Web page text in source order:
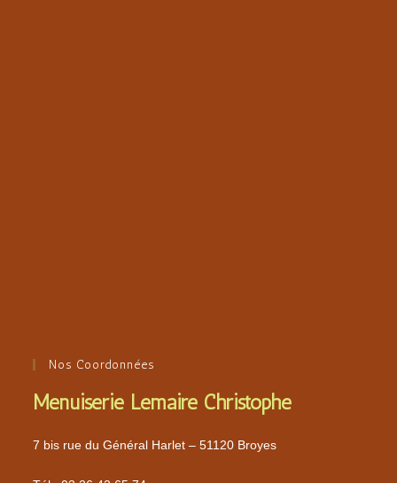
Nos Coordonnées
Menuiserie Lemaire Christophe
7 bis rue du Général Harlet – 51120 Broyes